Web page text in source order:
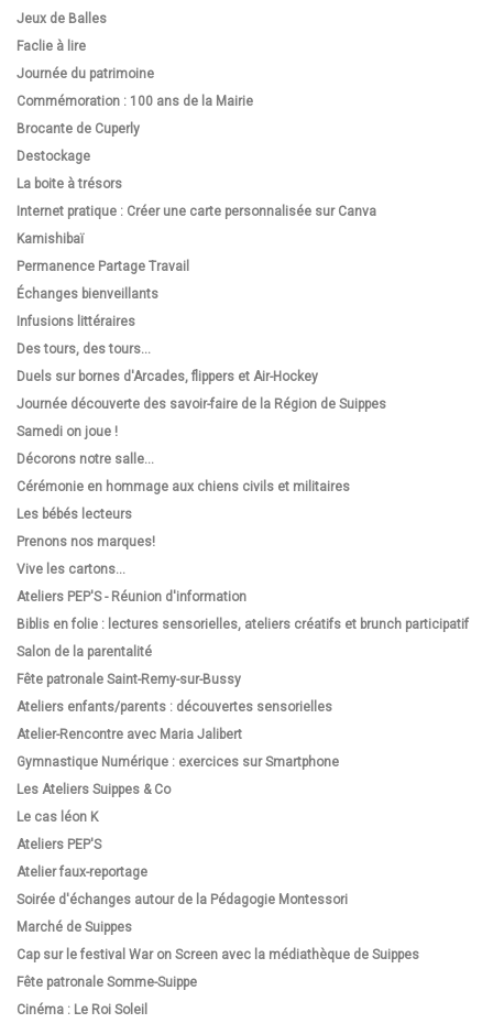
Jeux de Balles
Faclie à lire
Journée du patrimoine
Commémoration : 100 ans de la Mairie
Brocante de Cuperly
Destockage
La boite à trésors
Internet pratique : Créer une carte personnalisée sur Canva
Kamishibaï
Permanence Partage Travail
Échanges bienveillants
Infusions littéraires
Des tours, des tours...
Duels sur bornes d'Arcades, flippers et Air-Hockey
Journée découverte des savoir-faire de la Région de Suippes
Samedi on joue !
Décorons notre salle...
Cérémonie en hommage aux chiens civils et militaires
Les bébés lecteurs
Prenons nos marques!
Vive les cartons...
Ateliers PEP'S - Réunion d'information
Biblis en folie : lectures sensorielles, ateliers créatifs et brunch participatif
Salon de la parentalité
Fête patronale Saint-Remy-sur-Bussy
Ateliers enfants/parents : découvertes sensorielles
Atelier-Rencontre avec Maria Jalibert
Gymnastique Numérique : exercices sur Smartphone
Les Ateliers Suippes & Co
Le cas léon K
Ateliers PEP'S
Atelier faux-reportage
Soirée d'échanges autour de la Pédagogie Montessori
Marché de Suippes
Cap sur le festival War on Screen avec la médiathèque de Suippes
Fête patronale Somme-Suippe
Cinéma : Le Roi Soleil